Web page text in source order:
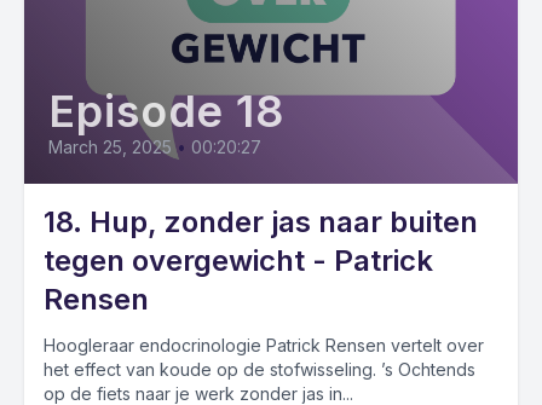
Episode 18
March 25, 2025 • 00:20:27
18. Hup, zonder jas naar buiten
tegen overgewicht - Patrick
Rensen
Hoogleraar endocrinologie Patrick Rensen vertelt over
het effect van koude op de stofwisseling. ’s Ochtends
op de fiets naar je werk zonder jas in...